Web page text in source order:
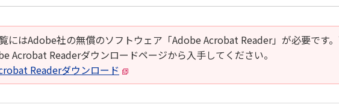
にはAdobe社の無償のソフトウェア「Adobe Acrobat Reader」が必要です
Acrobat Readerダウンロードページから入手してください。
Readerダウンロード